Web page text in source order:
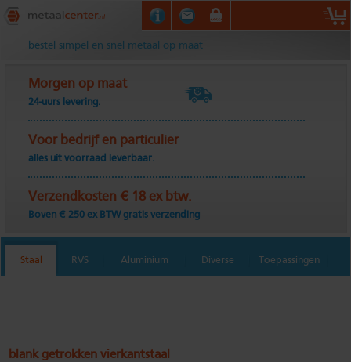
Metaalcenter.nl
bestel simpel en snel metaal op maat
Morgen op maat
24-uurs levering.
Voor bedrijf en particulier
alles uit voorraad leverbaar.
Verzendkosten € 18 ex btw.
Boven € 250 ex BTW gratis verzending
Staal RVS Aluminium Diverse Toepassingen
blank getrokken vierkantstaal